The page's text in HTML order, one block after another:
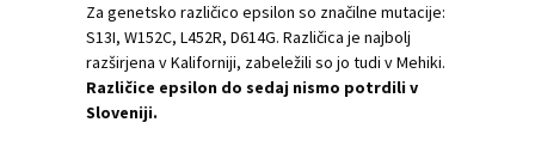
Za genetsko različico epsilon so značilne mutacije:
S13I, W152C, L452R, D614G. Različica je najbolj
razširjena v Kaliforniji, zabeležili so jo tudi v Mehiki.
Različice epsilon do sedaj nismo potrdili v
Sloveniji.